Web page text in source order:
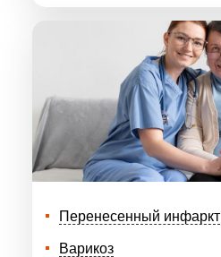
Перенесенный инфаркт
Варикоз